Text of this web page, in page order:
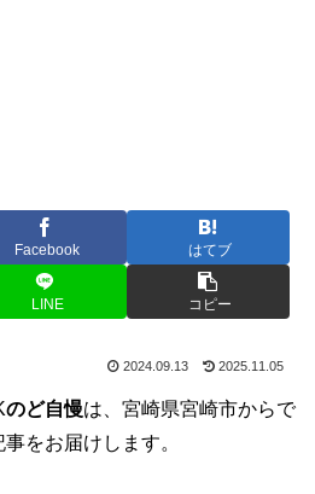
Facebook はてブ
LINE コピー
2024.09.13 2025.11.05
のど自慢は、宮崎県宮崎市からで
をお届けします。